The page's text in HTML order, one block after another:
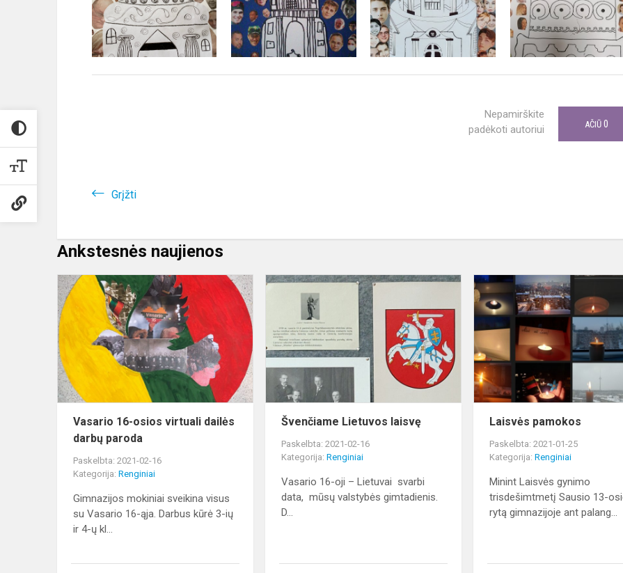
Nepamirškite
padėkoti autoriui
AČIŪ 0
Grįžti
Ankstesnės naujienos
Vasario
osios
virtuali
dailės
darbų
paroda
Vasario 16-osios virtuali dailės
darbų paroda
Paskelbta: 2021-02-16
Kategorija: Renginiai
Gimnazijos mokiniai sveikina visus
su Vasario 16-ąja. Darbus kūrė 3-ių
ir 4-ų kl...
Švenčiame
Lietuvos
laisvę
Švenčiame Lietuvos laisvę
Paskelbta: 2021-02-16
Kategorija:Renginiai
Vasario 16-oji – Lietuvai svarbi
data, mūsų valstybės gimtadienis.
D...
Laisvės pamokos
Paskelbta: 2021-01-25
Kategorija:Renginiai
Minint Laisvės gynimo
trisdešimtmetį Sausio 13-
rytą gimnazijoje ant palang...